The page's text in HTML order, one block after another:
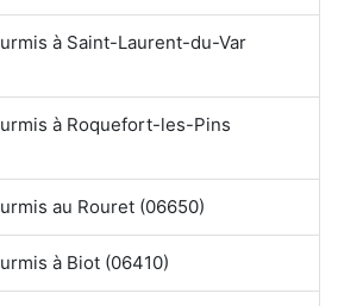
à Saint-Laurent-du-Var
à Roquefort-les-Pins
au Rouret (06650)
à Biot (06410)